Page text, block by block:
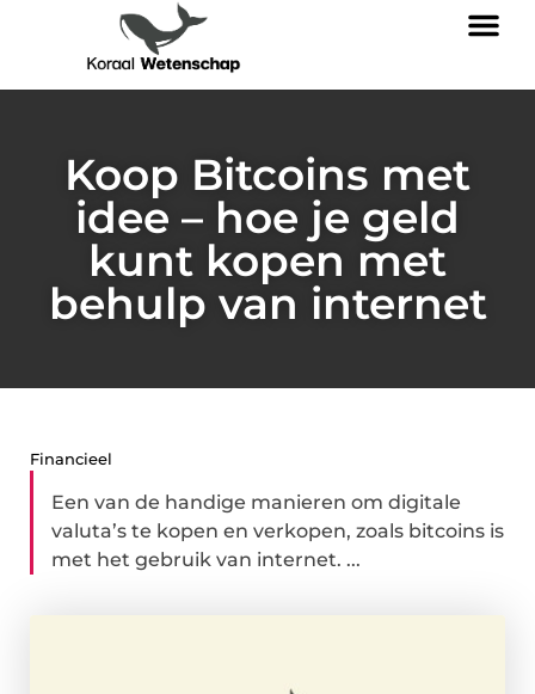
Koop Bitcoins met
idee – hoe je geld
kunt kopen met
behulp van internet
Financieel
Een van de handige manieren om digitale
valuta’s te kopen en verkopen, zoals bitcoins is
met het gebruik van internet. ...